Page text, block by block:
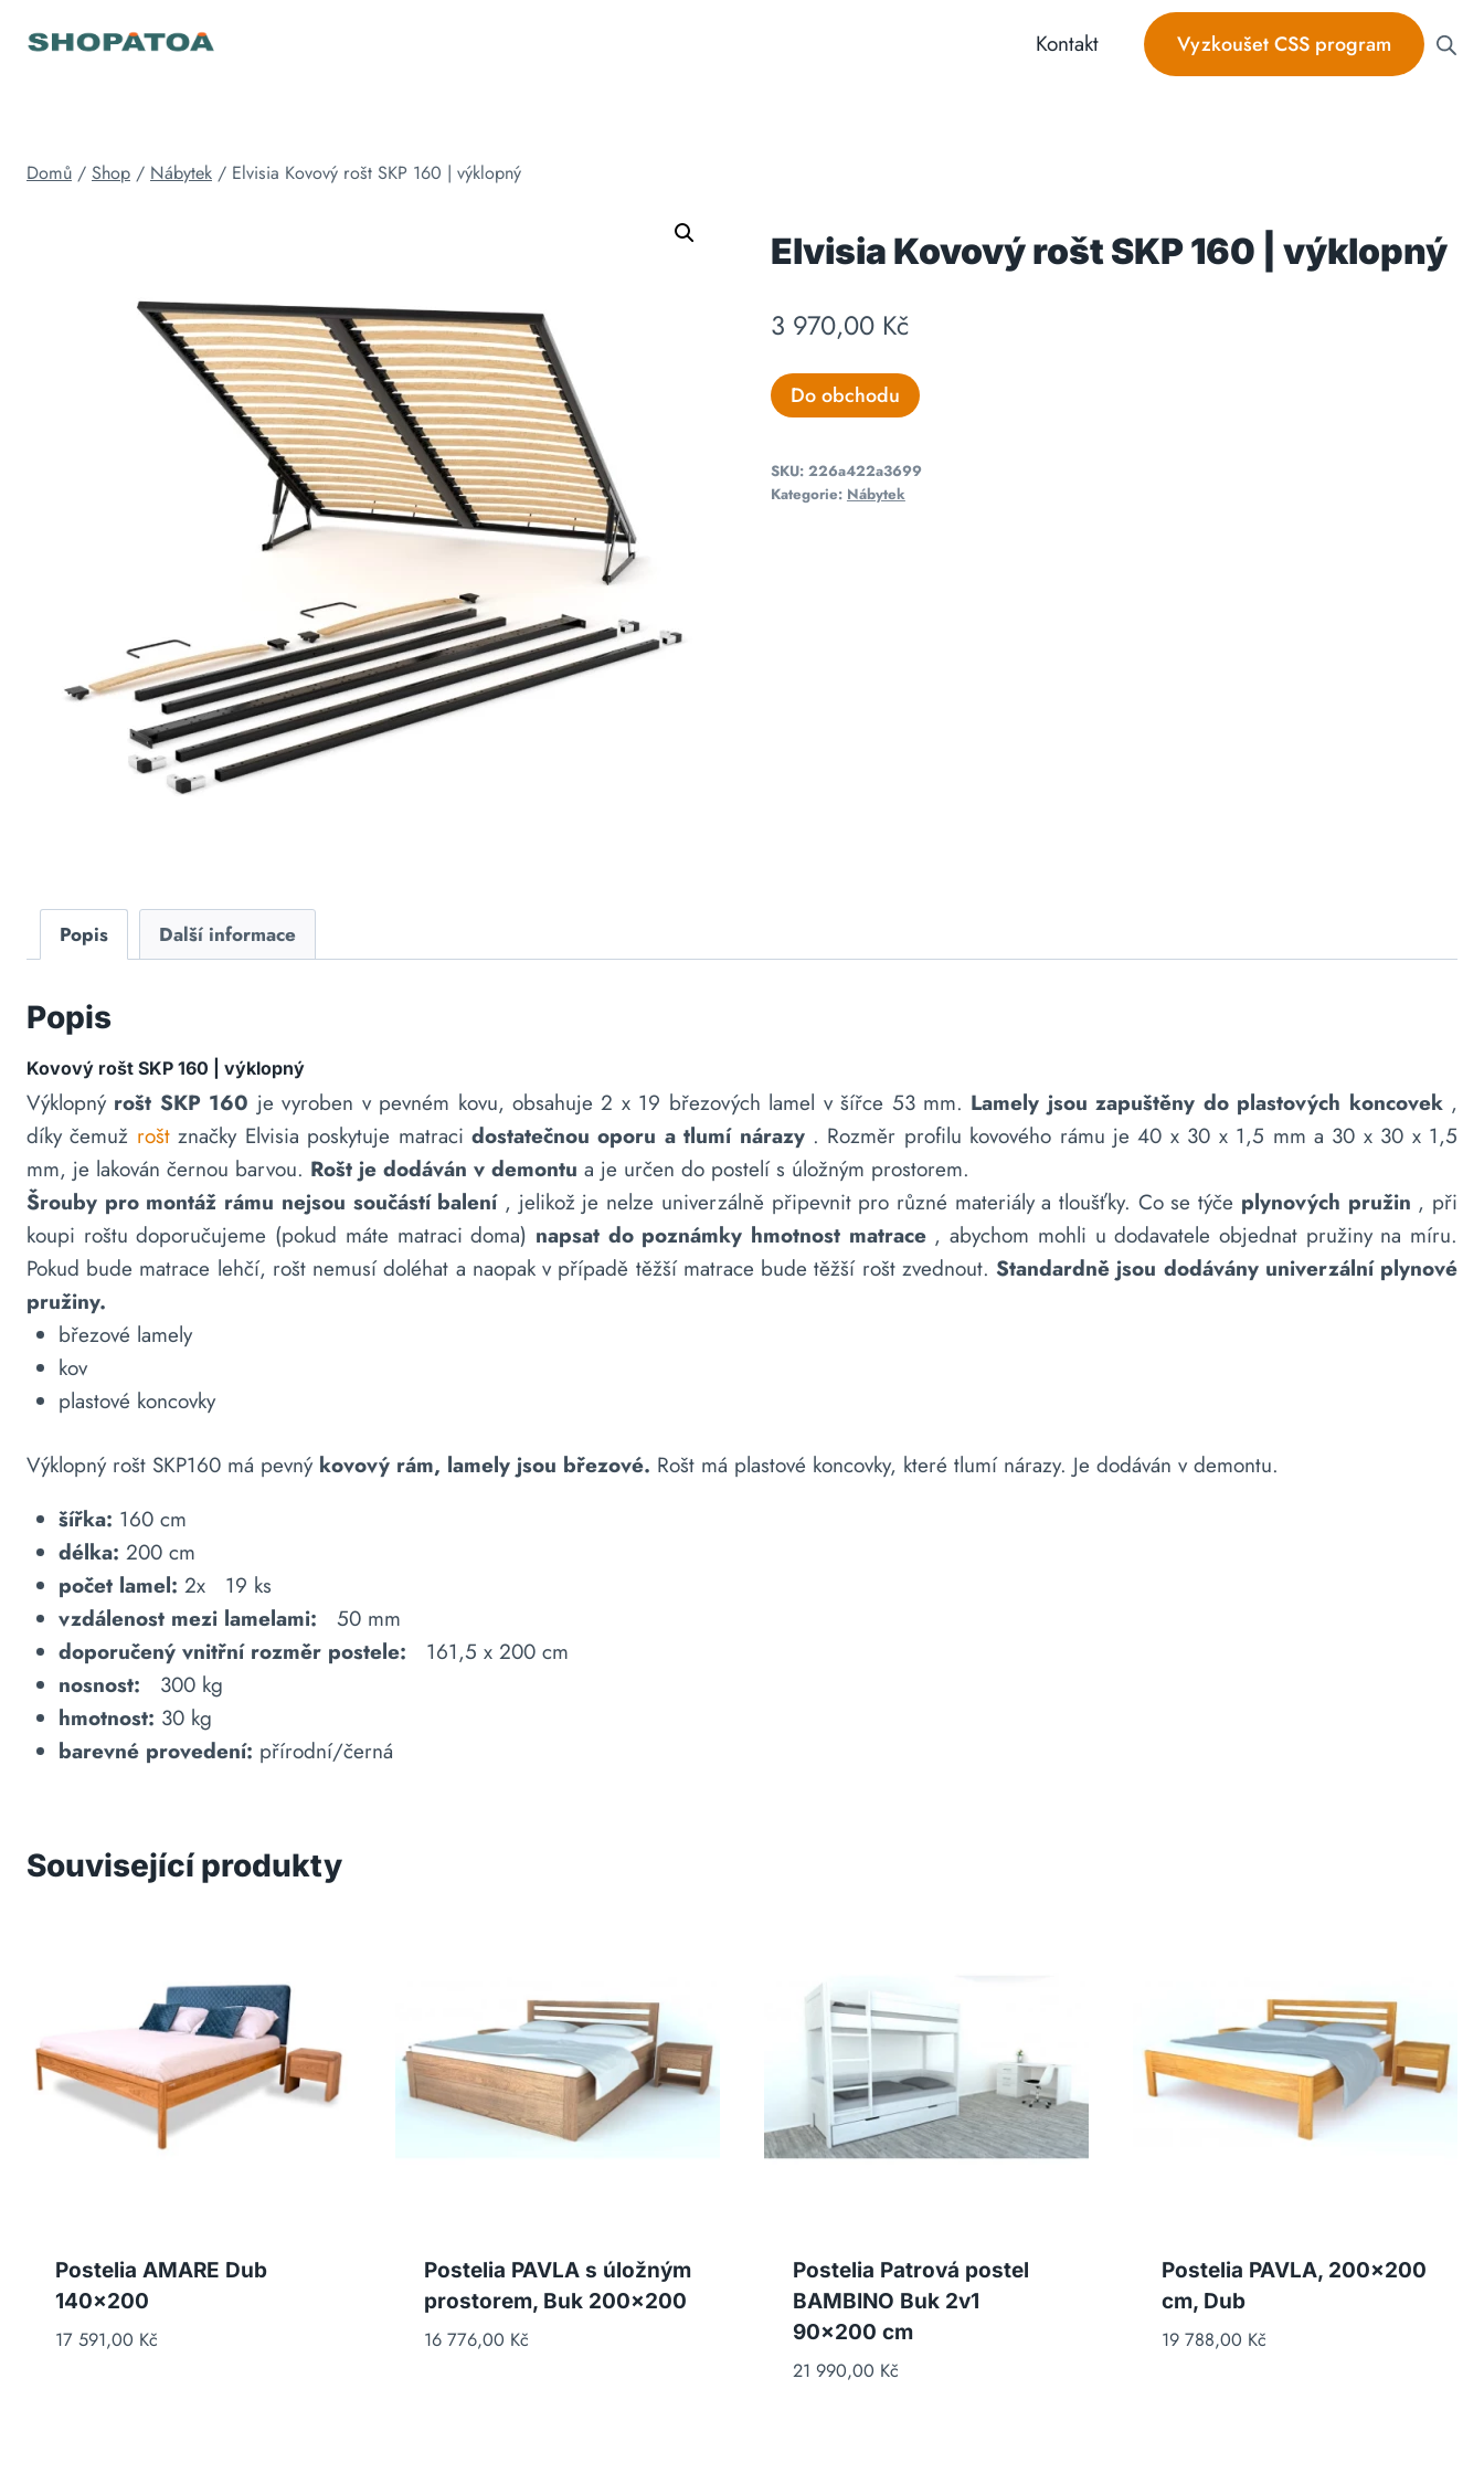
Kontakt Vyzkoušet CSS program
Domů / Shop / Nábytek / Elvisia Kovový rošt SKP 160 | výklopný
Elvisia Kovový rošt SKP 160 | výklopný
3 970,00 Kč
Do obchodu
SKU: 226a422a3699
Kategorie: Nábytek
Popis Další informace
Popis
Kovový rošt SKP 160 | výklopný
Výklopný rošt SKP 160 je vyroben v pevném kovu, obsahuje 2 x 19 březových lamel v šířce 53 mm. Lamely jsou zapuštěny do plastových koncovek ,
díky čemuž rošt značky Elvisia poskytuje matraci dostatečnou oporu a tlumí nárazy . Rozměr profilu kovového rámu je 40 x 30 x 1,5 mm a 30 x 30 x 1,5
mm, je lakován černou barvou. Rošt je dodáván v demontu a je určen do postelí s úložným prostorem.
Šrouby pro montáž rámu nejsou součástí balení, jelikož je nelze univerzálně připevnit pro různé materiály a tloušťky. Co se týče plynových pružin , při
koupi roštu doporučujeme (pokud máte matraci doma) napsat do poznámky hmotnost matrace, abychom mohli u dodavatele objednat pružiny na míru.
Pokud bude matrace lehčí, rošt nemusí doléhat a naopak v případě těžší matrace bude těžší rošt zvednout. Standardně jsou dodávány univerzální plynové
pružiny.
březové lamely
kov
plastové koncovky
Výklopný rošt SKP160 má pevný kovový rám, lamely jsou březové. Rošt má plastové koncovky, které tlumí nárazy. Je dodáván v demontu.
šířka: 160 cm
délka: 200 cm
počet lamel: 2x
19 ks
vzdálenost mezi lamelami:
50 mm
doporučený vnitřní rozměr postele:
161,5 x 200 cm
nosnost:
300 kg
hmotnost: 30 kg
barevné provedení: přírodní/černá
Související produkty
Postelia AMARE Dub
140×200
17 591,00 Kč
Postelia PAVLA s úložným
prostorem, Buk 200×200
16 776,00 Kč
Postelia Patrová postel
BAMBINO Buk 2v1
90×200 cm
21 990,00 Kč
Postelia PAVLA, 200×200
cm, Dub
19 788,00 Kč